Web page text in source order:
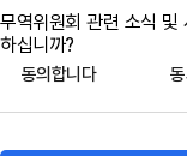
이용자가 회원가입
한 양식에 따라 회원
필수항목 : 아이디,
명, 담당자 전화번
선택항목 : 지역, 팩
서비스 이용과정
무역위원회 관련 소식 및
하십니까?
동의합니다